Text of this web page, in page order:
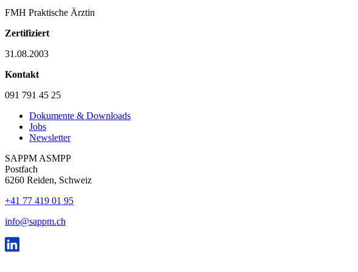
FMH Praktische Ärztin
Zertifiziert
31.08.2003
Kontakt
091 791 45 25
Dokumente & Downloads
Jobs
Newsletter
SAPPM ASMPP
Postfach
6260 Reiden, Schweiz
+41 77 419 01 95
info@sappm.ch